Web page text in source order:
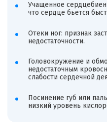
Учащенное
что сердце бьется
Отеки ног: признак
недостаточности.
Головокружение и
недостаточным
слабости сердечной
Посинение губ или
низкий уровень